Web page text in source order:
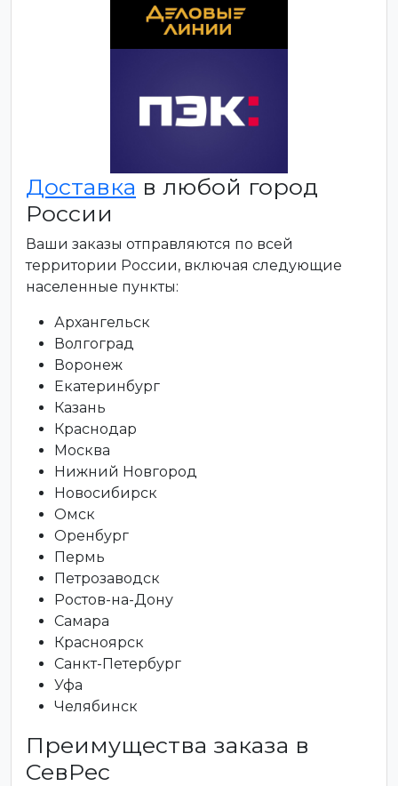
Доставка в любой город
России
Ваши заказы отправляются по всей
территории России, включая следующие
населенные пункты:
Архангельск
Волгоград
Воронеж
Екатеринбург
Казань
Краснодар
Москва
Нижний Новгород
Новосибирск
Омск
Оренбург
Пермь
Петрозаводск
Ростов-на-Дону
Самара
Красноярск
Санкт-Петербург
Уфа
Челябинск
Преимущества заказа в
СевРес